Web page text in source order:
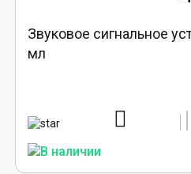
Звуковое сигнальное
мл